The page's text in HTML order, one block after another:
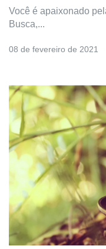
Você é apaixonado
Busca,...
08 de fevereiro de 2021